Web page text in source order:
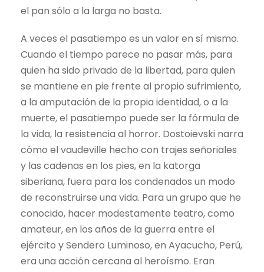
el pan sólo a la larga no basta.
A veces el pasatiempo es un valor en sí mismo.
Cuando el tiempo parece no pasar más, para
quien ha sido privado de la libertad, para quien
se mantiene en pie frente al propio sufrimiento,
a la amputación de la propia identidad, o a la
muerte, el pasatiempo puede ser la fórmula de
la vida, la resistencia al horror. Dostoievski narra
cómo el vaudeville hecho con trajes señoriales
y las cadenas en los pies, en la katorga
siberiana, fuera para los condenados un modo
de reconstruirse una vida. Para un grupo que he
conocido, hacer modestamente teatro, como
amateur, en los años de la guerra entre el
ejército y Sendero Luminoso, en Ayacucho, Perú,
era una acción cercana al heroísmo. Eran